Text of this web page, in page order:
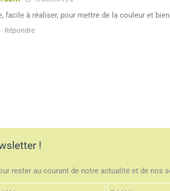
facile à réaliser, pour mettre de la couleur et
Répondre
!
rester au courant de notre actualité et de nos